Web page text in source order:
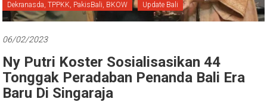
Bali
Dekranasda, TPPKK, PakisBali, BKOW Update Bali
06/02/2023
Ny Putri Koster Sosialisasikan 44
Tonggak Peradaban Penanda Bali Era
Baru Di Singaraja